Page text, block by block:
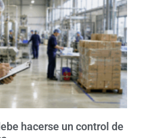
hacerse un control de